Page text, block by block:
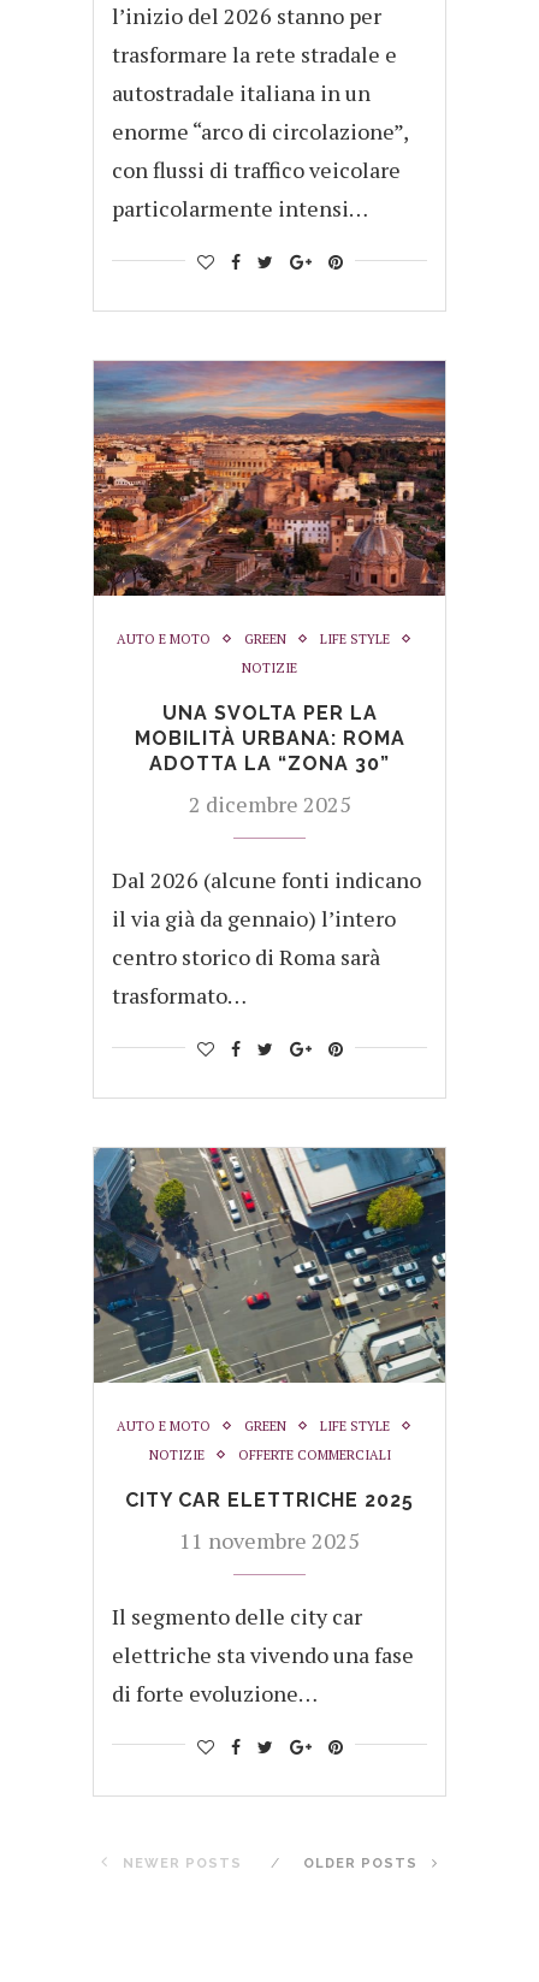
l’inizio del 2026 stanno per
trasformare la rete stradale e
autostradale italiana in un
enorme “arco di circolazione”,
con flussi di traffico veicolare
particolarmente intensi…
AUTO E MOTO GREEN
LIFE STYLE
NOTIZIE
UNA SVOLTA PER LA
MOBILITÀ URBANA: ROMA
ADOTTA LA “ZONA 30”
2 dicembre 2025
Dal 2026 (alcune fonti indicano
il via già da gennaio) l’intero
centro storico di Roma sarà
trasformato…
AUTO E MOTO GREEN
LIFE STYLE
NOTIZIE
OFFERTE COMMERCIALI
CITY CAR ELETTRICHE 2025
11 novembre 2025
Il segmento delle city car
elettriche sta vivendo una fase
di forte evoluzione…
NEWER POSTS OLDER POSTS